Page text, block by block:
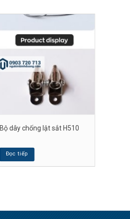
Bộ dây chống lật sắt H510
Đọc tiếp